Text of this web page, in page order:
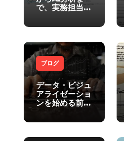
で、実務担当者
ル
ABI」(2)
ブログ
データ・ビジュ
アライゼーショ
ンを始める前に
こと